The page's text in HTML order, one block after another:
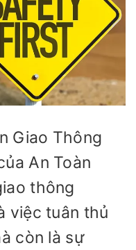
Giao Thông
An Toàn
thông
việc tuân thủ
còn là sự